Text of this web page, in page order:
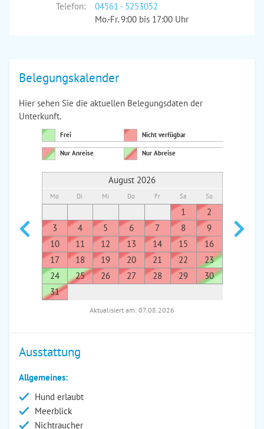
Telefon:
04561 - 5253052
Mo.-Fr. 9:00 bis 17:00 Uhr
Belegungskalender
Hier sehen Sie die aktuellen Belegungsdaten der
Unterkunft.
Frei Nicht verfügbar
Nur Anreise Nur Abreise
August 2026
Mo Di Mi Do Fr Sa So
1
2
3
4 5 6 7 8
9
10
11 12 13 14 15
16
17
18 19 20 21 22
23
24
25 26 27 28 29
30
31
7
Aktualisiert am: 07.08.2026
Ausstattung
Allgemeines:
Hund erlaubt
Meerblick
Nichtraucher